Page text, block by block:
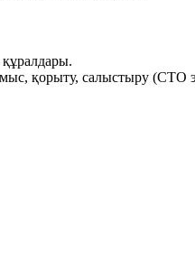
құралдары.
қорыту, салыстыру (СТО